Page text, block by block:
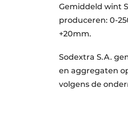
Gemiddeld wint
produceren: 0-
+20mm.
Sodextra S.A.
en aggregaten
volgens de